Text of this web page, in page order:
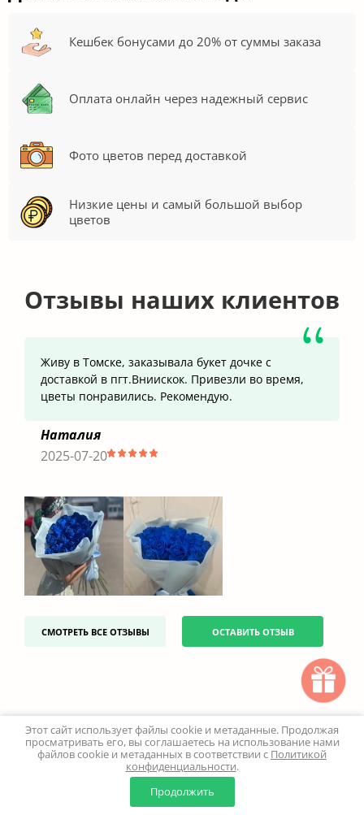
Кешбек бонусами до 20% от суммы заказа
Оплата онлайн через надежный сервис
Фото цветов перед доставкой
Низкие цены и самый большой выбор
цветов
Отзывы наших клиентов
Живу в Томске, заказывала букет дочке с
доставкой в пгт.Вниискок. Привезли во время,
цветы понравились. Рекомендую.
Наталия
2025-07-20
СМОТРЕТЬ ВСЕ ОТЗЫВЫ ОСТАВИТЬ ОТЗЫВ
0
Корзина
Этот сайт использует файлы cookie и метаданные. Продолжая
просматривать его, вы соглашаетесь на использование нами
файлов cookie и метаданных в соответствии с Политикой
конфиденциальности.
Продолжить